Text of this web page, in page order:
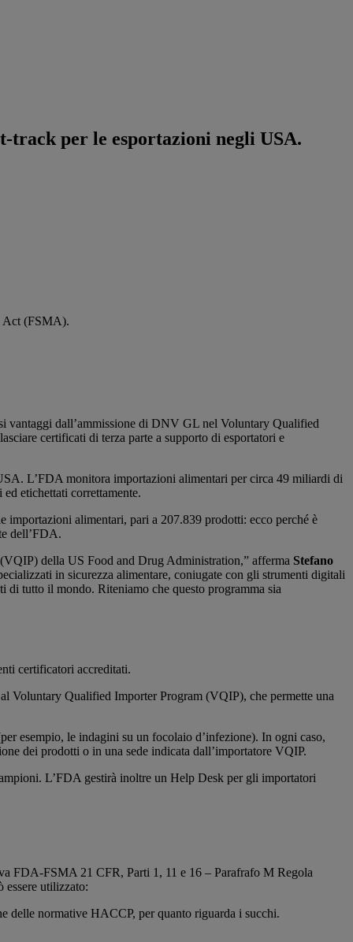
track per le esportazioni negli USA.
Act (FSMA).
vantaggi dall’ammissione di DNV GL nel Voluntary Qualified
certificati di terza parte a supporto di esportatori e
L’FDA monitora importazioni alimentari per circa 49 miliardi di
etichettati correttamente.
importazioni alimentari, pari a 207.839 prodotti: ecco perché è
dell’FDA.
della US Food and Drug Administration,” afferma Stefano
in sicurezza alimentare, coniugate con gli strumenti digitali
di tutto il mondo. Riteniamo che questo programma sia
certificatori accreditati.
Voluntary Qualified Importer Program (VQIP), che permette una
esempio, le indagini su un focolaio d’infezione). In ogni caso,
dei prodotti o in una sede indicata dall’importatore VQIP.
L’FDA gestirà inoltre un Help Desk per gli importatori
FDA-FSMA 21 CFR, Parti 1, 11 e 16 – Parafrafo M Regola
utilizzato:
delle normative HACCP, per quanto riguarda i succhi.